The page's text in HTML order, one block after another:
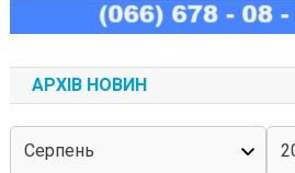
АРХІВ НОВИН